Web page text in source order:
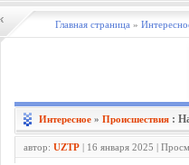
Главная страница »
Интересное » Проиcшествия :
автор: UZTP | 16 января 2025 |